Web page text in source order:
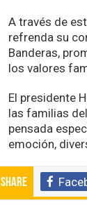
A través de
refrenda su
Banderas,
los valores
El presidente
las familias
pensada
emoción,
Share